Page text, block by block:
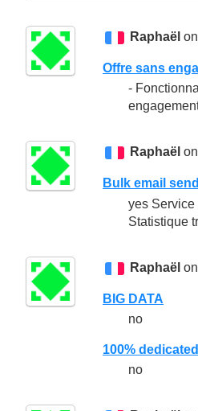
Raphaël
Offre sans
-
Raphaël
Bulk email
yes Service
Statistique
Raphaël
BIG DATA
no
100%
no